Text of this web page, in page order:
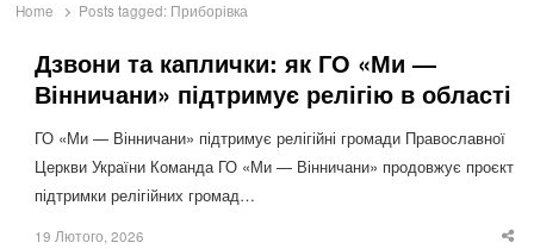
Home Posts tagged: Приборівка
Дзвони та каплички: як ГО «Ми —
Вінничани» підтримує релігію в області
ГО «Ми — Вінничани» підтримує релігійні громади Православної
Церкви України Команда ГО «Ми — Вінничани» продовжує проєкт
підтримки релігійних громад…
19 Лютого, 2026